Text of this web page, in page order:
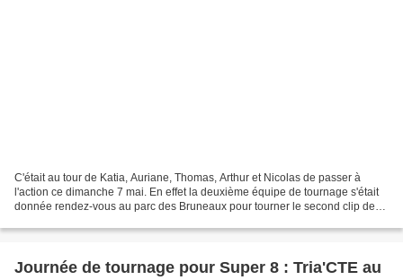
C'était au tour de Katia, Auriane, Thomas, Arthur et Nicolas de passer à
l'action ce dimanche 7 mai. En effet la deuxième équipe de tournage s'était
donnée rendez-vous au parc des Bruneaux pour tourner le second clip de
Journée de tournage pour Super 8 : Tria'CTE au